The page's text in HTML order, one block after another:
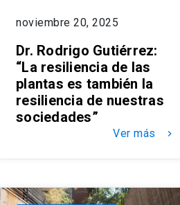
noviembre 20, 2025
Dr. Rodrigo Gutiérrez:
“La resiliencia de las
plantas es también la
resiliencia de nuestras
sociedades”
Ver más keyboard_arrow_right